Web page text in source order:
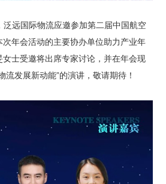
远国际物流应邀参加第二届中国航空
年会活动的主要协办单位助力产业年
士受邀将出席专家讨论，并在年会现
流发展新动能”的演讲，敬请期待！